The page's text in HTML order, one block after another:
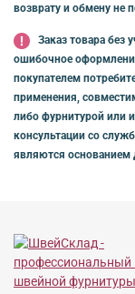
возврату и обмену не
Заказ товара без
ошибочное
покупателем
применения,
либо фурнитурой или
консультации со
являются основанием